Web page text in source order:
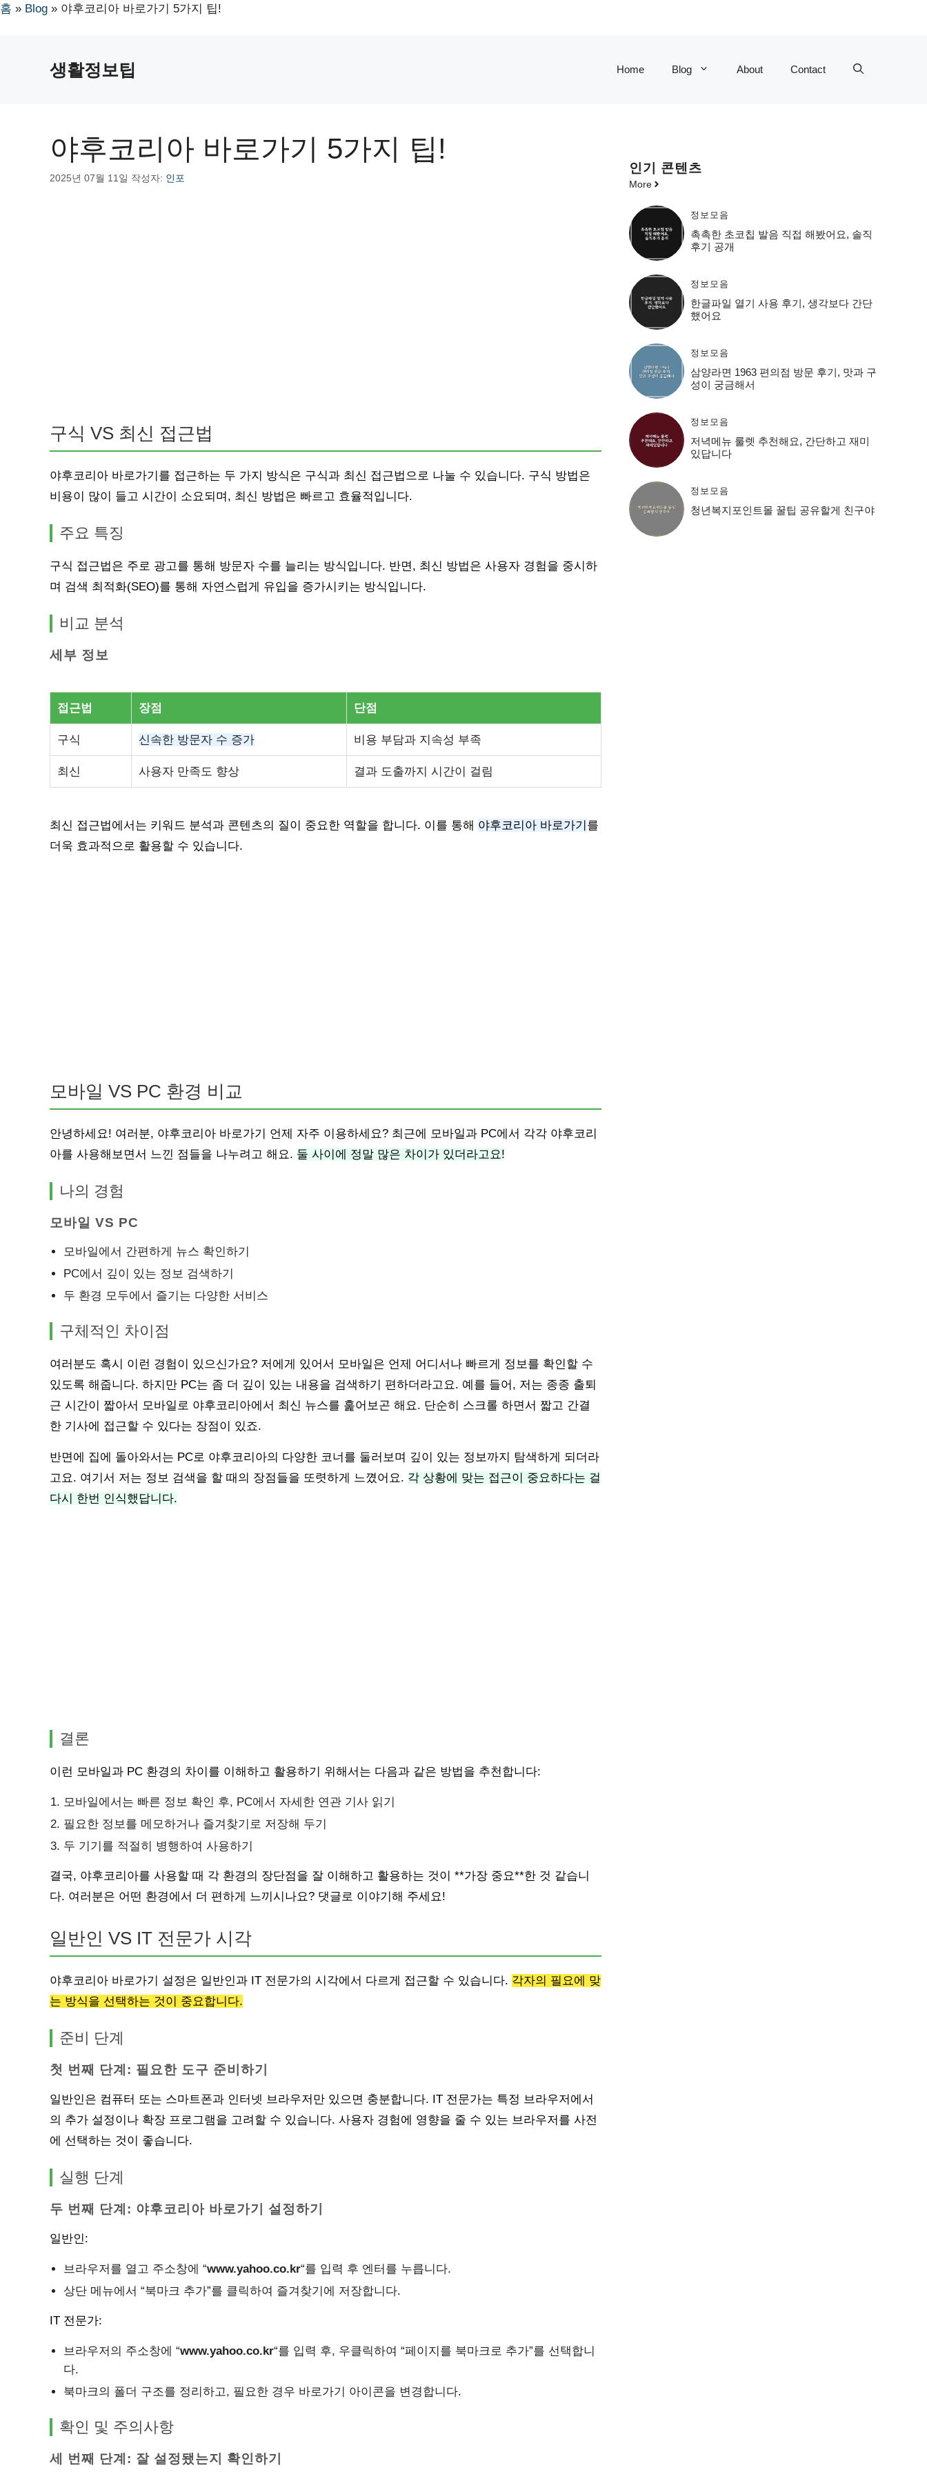
홈 » Blog » 야후코리아 바로가기 5가지 팁!
생활정보팁 Home Blog About Contact
야후코리아 바로가기 5가지 팁!
2025년 07월 11일 작성자: 인포
구식 VS 최신 접근법
야후코리아 바로가기를 접근하는 두 가지 방식은 구식과 최신 접근법으로 나눌 수 있습니다. 구식 방법은
비용이 많이 들고 시간이 소요되며, 최신 방법은 빠르고 효율적입니다.
주요 특징
구식 접근법은 주로 광고를 통해 방문자 수를 늘리는 방식입니다. 반면, 최신 방법은 사용자 경험을 중시하
며 검색 최적화(SEO)를 통해 자연스럽게 유입을 증가시키는 방식입니다.
비교 분석
세부 정보
접근법 장점 단점
구식 신속한 방문자 수 증가 비용 부담과 지속성 부족
최신 사용자 만족도 향상 결과 도출까지 시간이 걸림
최신 접근법에서는 키워드 분석과 콘텐츠의 질이 중요한 역할을 합니다. 이를 통해 야후코리아 바로가기 를
더욱 효과적으로 활용할 수 있습니다.
모바일 VS PC 환경 비교
안녕하세요! 여러분, 야후코리아 바로가기 언제 자주 이용하세요? 최근에 모바일과 PC에서 각각 야후코리
아를 사용해보면서 느낀 점들을 나누려고 해요. 둘 사이에 정말 많은 차이가 있더라고요!
나의 경험
모바일 VS PC
모바일에서 간편하게 뉴스 확인하기
PC에서 깊이 있는 정보 검색하기
두 환경 모두에서 즐기는 다양한 서비스
구체적인 차이점
여러분도 혹시 이런 경험이 있으신가요? 저에게 있어서 모바일은 언제 어디서나 빠르게 정보를 확인할 수
있도록 해줍니다. 하지만 PC는 좀 더 깊이 있는 내용을 검색하기 편하더라고요. 예를 들어, 저는 종종 출퇴
근 시간이 짧아서 모바일로 야후코리아에서 최신 뉴스를 훑어보곤 해요. 단순히 스크롤 하면서 짧고 간결
한 기사에 접근할 수 있다는 장점이 있죠.
반면에 집에 돌아와서는 PC로 야후코리아의 다양한 코너를 둘러보며 깊이 있는 정보까지 탐색하게 되더라
고요. 여기서 저는 정보 검색을 할 때의 장점들을 또렷하게 느꼈어요. 각 상황에 맞는 접근이 중요하다는 걸
다시 한번 인식했답니다.
결론
이런 모바일과 PC 환경의 차이를 이해하고 활용하기 위해서는 다음과 같은 방법을 추천합니다:
모바일에서는 빠른 정보 확인 후, PC에서 자세한 연관 기사 읽기
필요한 정보를 메모하거나 즐겨찾기로 저장해 두기
두 기기를 적절히 병행하여 사용하기
결국, 야후코리아를 사용할 때 각 환경의 장단점을 잘 이해하고 활용하는 것이 **가장 중요**한 것 같습니
다. 여러분은 어떤 환경에서 더 편하게 느끼시나요? 댓글로 이야기해 주세요!
일반인 VS IT 전문가 시각
야후코리아 바로가기 설정은 일반인과 IT 전문가의 시각에서 다르게 접근할 수 있습니다. 각자의 필요에 맞
는 방식을 선택하는 것이 중요합니다.
준비 단계
첫 번째 단계: 필요한 도구 준비하기
일반인은 컴퓨터 또는 스마트폰과 인터넷 브라우저만 있으면 충분합니다. IT 전문가는 특정 브라우저에서
의 추가 설정이나 확장 프로그램을 고려할 수 있습니다. 사용자 경험에 영향을 줄 수 있는 브라우저를 사전
에 선택하는 것이 좋습니다.
실행 단계
두 번째 단계: 야후코리아 바로가기 설정하기
일반인:
브라우저를 열고 주소창에 “www.yahoo.co.kr“를 입력 후 엔터를 누릅니다.
상단 메뉴에서 “북마크 추가”를 클릭하여 즐겨찾기에 저장합니다.
IT 전문가:
브라우저의 주소창에 “www.yahoo.co.kr“를 입력 후, 우클릭하여 “페이지를 북마크로 추가”를 선택합니
다.
북마크의 폴더 구조를 정리하고, 필요한 경우 바로가기 아이콘을 변경합니다.
확인 및 주의사항
세 번째 단계: 잘 설정됐는지 확인하기
인기 콘텐츠
More
정보모음
촉촉한 초코칩 발음 직접 해봤어요, 솔직
후기 공개
정보모음
한글파일 열기 사용 후기, 생각보다 간단
했어요
정보모음
삼양라면 1963 편의점 방문 후기, 맛과 구
성이 궁금해서
정보모음
저녁메뉴 룰렛 추천해요, 간단하고 재미
있답니다
정보모음
청년복지포인트몰 꿀팁 공유할게 친구야